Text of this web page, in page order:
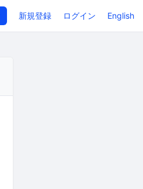
新規登録 ログイン English